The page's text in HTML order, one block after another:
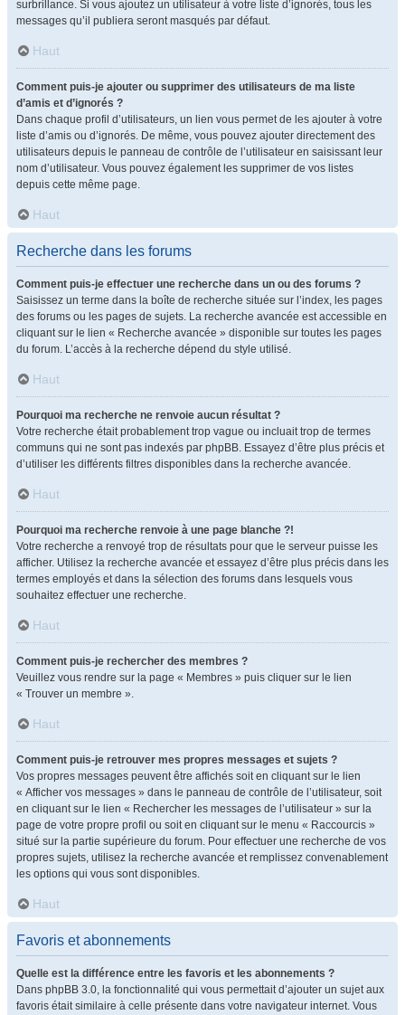
surbrillance. Si vous ajoutez un utilisateur à votre liste d’ignorés, tous les
messages qu’il publiera seront masqués par défaut.
Haut
Comment puis-je ajouter ou supprimer des utilisateurs de ma liste
d’amis et d’ignorés ?
Dans chaque profil d’utilisateurs, un lien vous permet de les ajouter à votre
liste d’amis ou d’ignorés. De même, vous pouvez ajouter directement des
utilisateurs depuis le panneau de contrôle de l’utilisateur en saisissant leur
nom d’utilisateur. Vous pouvez également les supprimer de vos listes
depuis cette même page.
Haut
Recherche dans les forums
Comment puis-je effectuer une recherche dans un ou des forums ?
Saisissez un terme dans la boîte de recherche située sur l’index, les pages
des forums ou les pages de sujets. La recherche avancée est accessible en
cliquant sur le lien « Recherche avancée » disponible sur toutes les pages
du forum. L’accès à la recherche dépend du style utilisé.
Haut
Pourquoi ma recherche ne renvoie aucun résultat ?
Votre recherche était probablement trop vague ou incluait trop de termes
communs qui ne sont pas indexés par phpBB. Essayez d’être plus précis et
d’utiliser les différents filtres disponibles dans la recherche avancée.
Haut
Pourquoi ma recherche renvoie à une page blanche ?!
Votre recherche a renvoyé trop de résultats pour que le serveur puisse les
afficher. Utilisez la recherche avancée et essayez d’être plus précis dans les
termes employés et dans la sélection des forums dans lesquels vous
souhaitez effectuer une recherche.
Haut
Comment puis-je rechercher des membres ?
Veuillez vous rendre sur la page « Membres » puis cliquer sur le lien
« Trouver un membre ».
Haut
Comment puis-je retrouver mes propres messages et sujets ?
Vos propres messages peuvent être affichés soit en cliquant sur le lien
« Afficher vos messages » dans le panneau de contrôle de l’utilisateur, soit
en cliquant sur le lien « Rechercher les messages de l’utilisateur » sur la
page de votre propre profil ou soit en cliquant sur le menu « Raccourcis »
situé sur la partie supérieure du forum. Pour effectuer une recherche de vos
propres sujets, utilisez la recherche avancée et remplissez convenablement
les options qui vous sont disponibles.
Haut
Favoris et abonnements
Quelle est la différence entre les favoris et les abonnements ?
Dans phpBB 3.0, la fonctionnalité qui vous permettait d’ajouter un sujet aux
favoris était similaire à celle présente dans votre navigateur internet. Vous